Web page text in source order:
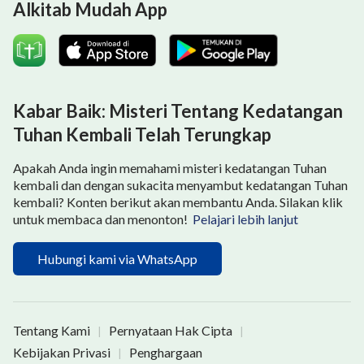
kebenaran dan sedang melakukan pekerjaan
penghakiman dan hajaran untuk menyucikan dan
menyelamatkan umat manusia dengan kebenaran.
dalam kerajaan Tuhan, kita harus menerima pekerjaan
penghakiman Tuhan Yang Mahakuasa di akhir zaman.
Mahakuasa.
Tuhan Yang Mahakuasa berfirman, "Meskipun Yesus
melakukan banyak pekerjaan di antara manusia, Dia
hanya menyelesaikan penebusan seluruh umat
wataknya yang rusak. Menyelamatkan manusia
sepenuhnya dari pengaruh Iblis tidak hanya
Alkitab Mudah App
Kabar Baik: Misteri Tentang Kedatangan
Tuhan Kembali Telah Terungkap
Apakah Anda ingin memahami misteri kedatangan Tuhan
kembali dan dengan sukacita menyambut kedatangan Tuhan
kembali? Konten berikut akan membantu Anda. Silakan klik
untuk membaca dan menonton! Pelajari lebih lanjut
Hubungi kami via WhatsApp
Tentang Kami | Pernyataan Hak Cipta |
Kebijakan Privasi | Penghargaan